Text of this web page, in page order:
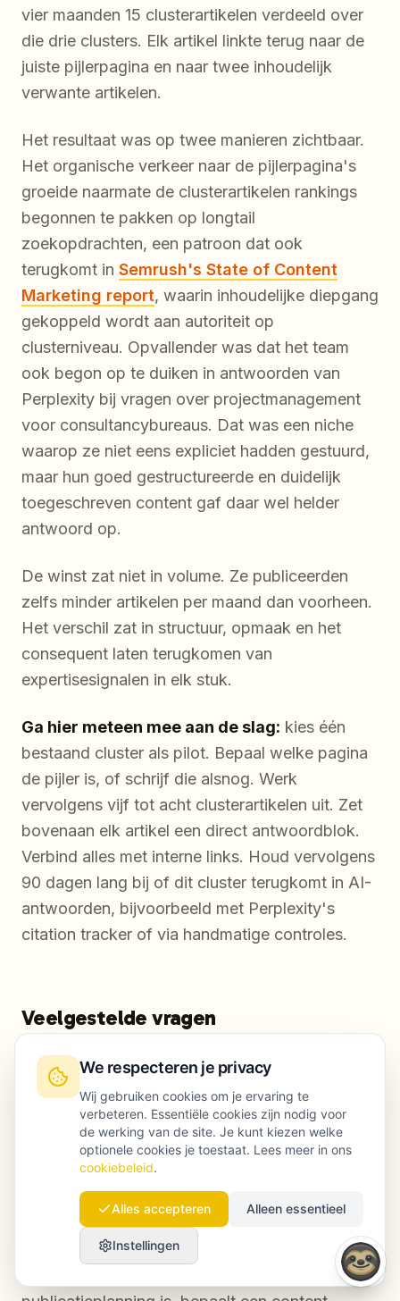
vier maanden 15 clusterartikelen verdeeld over
die drie clusters. Elk artikel linkte terug naar de
juiste pijlerpagina en naar twee inhoudelijk
verwante artikelen.
Het resultaat was op twee manieren zichtbaar.
Het organische verkeer naar de pijlerpagina's
groeide naarmate de clusterartikelen rankings
begonnen te pakken op longtail
zoekopdrachten, een patroon dat ook
terugkomt in Semrush's State of Content
Marketing report, waarin inhoudelijke diepgang
gekoppeld wordt aan autoriteit op
clusterniveau. Opvallender was dat het team
ook begon op te duiken in antwoorden van
Perplexity bij vragen over projectmanagement
voor consultancybureaus. Dat was een niche
waarop ze niet eens expliciet hadden gestuurd,
maar hun goed gestructureerde en duidelijk
toegeschreven content gaf daar wel helder
antwoord op.
De winst zat niet in volume. Ze publiceerden
zelfs minder artikelen per maand dan voorheen.
Het verschil zat in structuur, opmaak en het
consequent laten terugkomen van
expertisesignalen in elk stuk.
Ga hier meteen mee aan de slag: kies één
bestaand cluster als pilot. Bepaal welke pagina
de pijler is, of schrijf die alsnog. Werk
vervolgens vijf tot acht clusterartikelen uit. Zet
bovenaan elk artikel een direct antwoordblok.
Verbind alles met interne links. Houd vervolgens
90 dagen lang bij of dit cluster terugkomt in AI-
antwoorden, bijvoorbeeld met Perplexity's
citation tracker of via handmatige controles.
Veelgestelde vragen
Wat is een content engine?
Een content engine is een vaste, herhaalbare
aanpak voor het maken en verspreiden van
content die na verloop van tijd autoriteit
opbouwt via structuur, interne links en
consistente expertisesignalen. In tegenstelling
We respecteren je privacy
Wij gebruiken cookies om je ervaring te
verbeteren. Essentiële cookies zijn nodig voor
de werking van de site. Je kunt kiezen welke
optionele cookies je toestaat. Lees meer in ons
cookiebeleid.
Alles accepteren Alleen essentieel
Instellingen